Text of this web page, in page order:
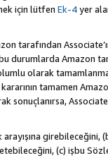
için lütfen Ek-4yer
tarafından
durumlarda Amazon
olarak
tamamen
sonuçlanırsa,
girebileceğini,
(c) işbu